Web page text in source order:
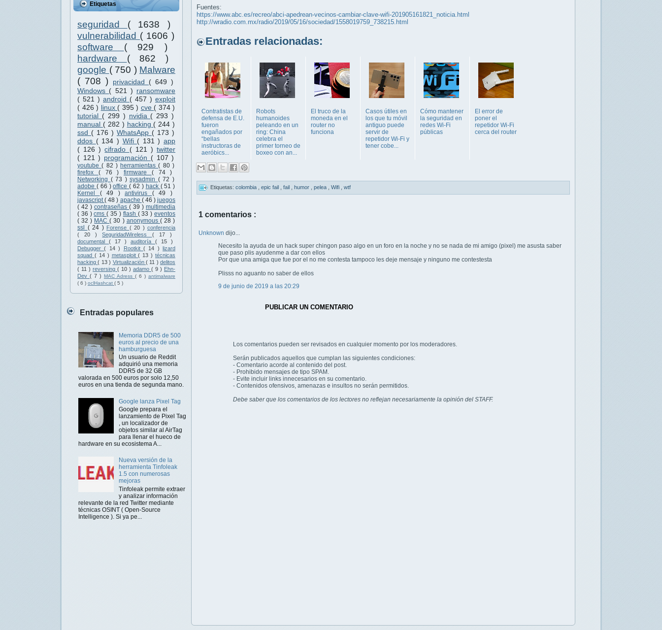
Etiquetas
seguridad ( 1638 )
vulnerabilidad ( 1606 )
software ( 929 )
hardware ( 862 )
google ( 750 ) Malware
( 708 )
privacidad ( 649 )
Windows ( 521 ) ransomware
( 521 ) android ( 457 ) exploit
( 426 ) linux ( 395 ) cve ( 374 )
tutorial ( 299 ) nvidia ( 293 )
manual ( 282 ) hacking ( 244 )
ssd ( 176 ) WhatsApp ( 173 )
ddos ( 134 ) Wifi ( 131 ) app
( 126 )cifrado ( 121 )twitter
( 121 ) programación ( 107 )
youtube( 82 ) herramientas( 80 )
firefox ( 76 ) firmware ( 74 )
Networking ( 73 ) sysadmin ( 72 )
adobe ( 66 )office( 62 ) hack ( 51 )
Kernel ( 49 ) antivirus ( 49 )
javascript( 48 ) apache ( 46 ) juegos
( 42 ) contraseñas ( 39 ) multimedia
( 36 )cms( 35 ) flash ( 33 )eventos
( 32 ) MAC( 30 ) anonymous ( 28 )
ssl ( 24 ) Forense ( 20 ) conferencia
( 20 )SeguridadWireless ( 17 )
documental ( 17 ) auditoría ( 15 )
Debugger( 14 ) Rootkit ( 14 ) lizard
squad ( 14 ) metasploit( 13 ) técnicas
hacking( 13 ) Virtualización ( 11 ) delitos
( 11 ) reversing ( 10 ) adamo ( 9 ) Ehn-
Dev ( 7 ) MAC Adress ( 6 ) antimalware
( 6 ) oclHashcat ( 5 )
Entradas populares
Memoria DDR5 de 500
euros al precio de una
hamburguesa
Un usuario de Reddit
adquirió una memoria
DDR5 de 32 GB
valorada en 500 euros por solo 12,50
euros en una tienda de segunda mano.
Google lanza Pixel Tag
Google prepara el
lanzamiento de Pixel Tag
, un localizador de
objetos similar al AirTag
para llenar el hueco de
hardware en su ecosistema A...
Nueva versión de la
herramienta Tinfoleak
1.5 con numerosas
mejoras
Tinfoleak permite extraer
y analizar información
relevante de la red Twitter mediante
técnicas OSINT ( Open-Source
Intelligence ). Si ya pe...
Fuentes:
https://www.abc.es/recreo/abci-apedrean-vecinos-cambiar-clave-wifi-201905161821_noticia.html
http://wradio.com.mx/radio/2019/05/16/sociedad/1558019759_738215.html
Entradas relacionadas:
Contratistas de
defensa de E.U.
fueron
engañados por
“bellas
instructoras de
aeróbics...
Robots
humanoides
peleando en un
ring: China
celebra el
primer torneo de
boxeo con an...
El truco de la
moneda en el
router no
funciona
Casos útiles en
los que tu móvil
antiguo puede
servir de
repetidor Wi-Fi y
tener cobe...
Cómo mantener
la seguridad en
redes Wi-Fi
públicas
El error de
poner el
repetidor Wi-Fi
cerca del router
Etiquetas: colombia epic fail fail humor pelea Wifi wtf
1 comentarios :
Unknown dijo...
Necesito la ayuda de un hack super chingon paso algo en un foro en la noche y no se nada de mi amigo (pixel) me asusta saber
que paso plis ayudenme a dar con ellos
Por que una amiga que fue por el no me contesta tampoco les deje mensaje y ninguno me contestesta
Plisss no aguanto no saber de ellos
9 de junio de 2019 a las 20:29
PUBLICAR UN COMENTARIO
Los comentarios pueden ser revisados en cualquier momento por los moderadores.
Serán publicados aquellos que cumplan las siguientes condiciones:
- Comentario acorde al contenido del post.
- Prohibido mensajes de tipo SPAM.
- Evite incluir links innecesarios en su comentario.
- Contenidos ofensivos, amenazas e insultos no serán permitidos.
Debe saber que los comentarios de los lectores no reflejan necesariamente la opinión del STAFF.